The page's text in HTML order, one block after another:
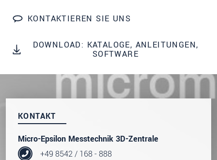
KONTAKTIEREN SIE UNS
DOWNLOAD: KATALOGE, ANLEITUNGEN,
SOFTWARE
KONTAKT
Micro-Epsilon Messtechnik 3D-Zentrale
+49 8542 / 168 - 888
dazu unsereDatenschutzerklärung
SENDEN